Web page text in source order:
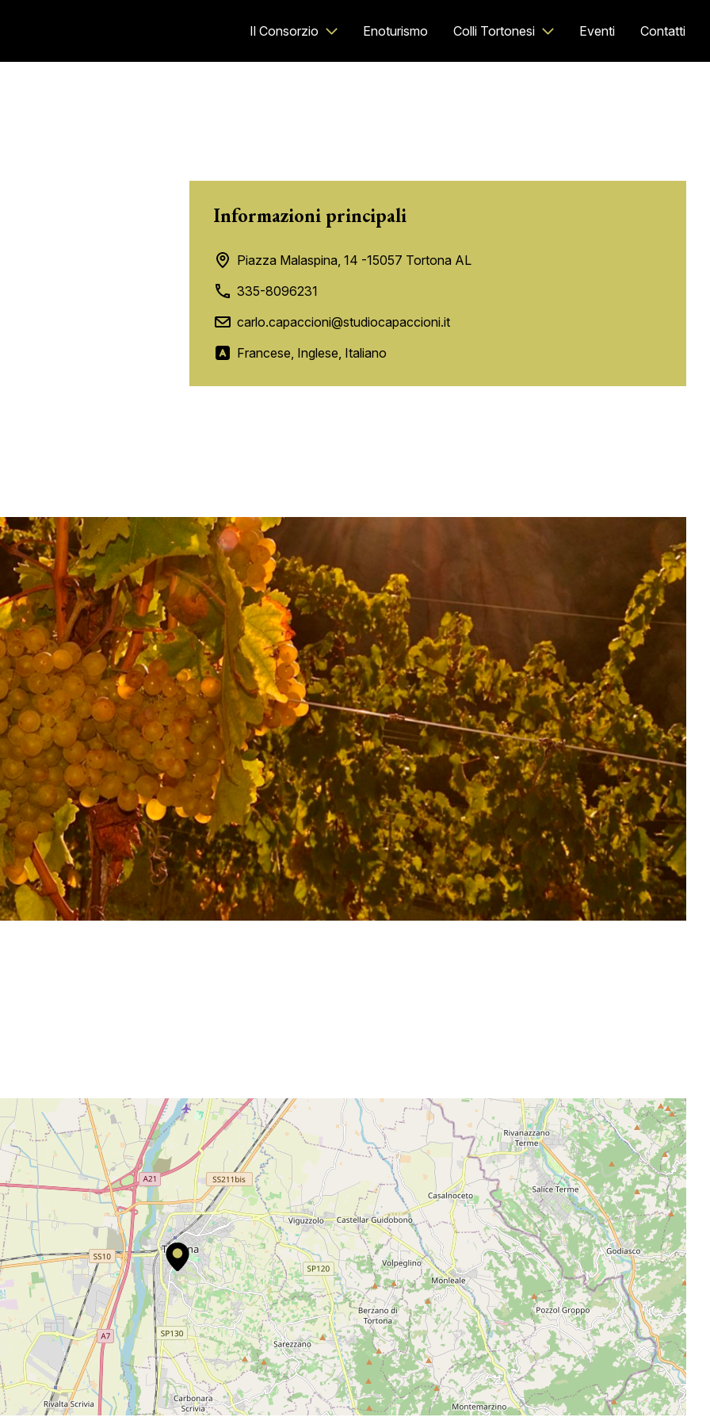
Il Consorzio Enoturismo Colli Tortonesi Eventi Contatti
Informazioni principali
Piazza Malaspina, 14 -15057 Tortona AL
335-8096231
carlo.capaccioni@studiocapaccioni.it
Francese, Inglese, Italiano